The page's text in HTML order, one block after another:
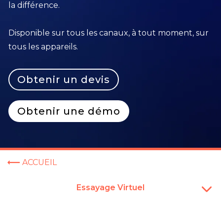
la différence.
Disponible sur tous les canaux, à tout moment, sur
tous les appareils.
Obtenir un devis
Obtenir une démo
ACCUEIL
Essayage Virtuel